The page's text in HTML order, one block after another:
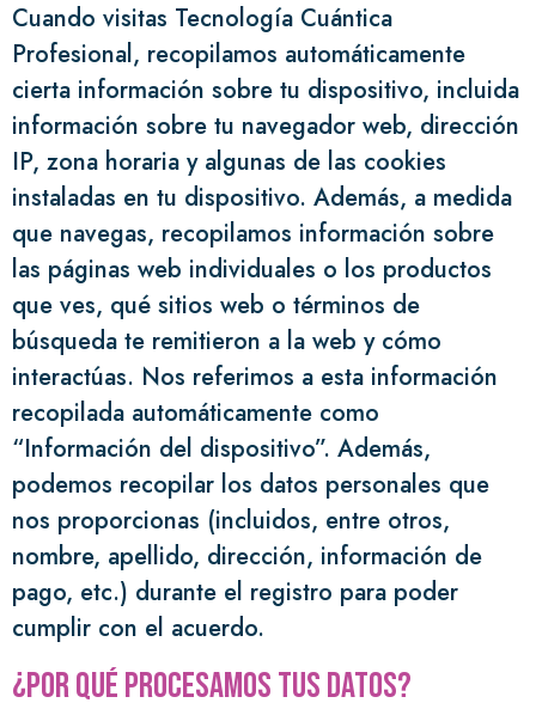
Cuando visitas Tecnología Cuántica
Profesional, recopilamos automáticamente
cierta información sobre tu dispositivo, incluida
información sobre tu navegador web, dirección
IP, zona horaria y algunas de las cookies
instaladas en tu dispositivo. Además, a medida
que navegas, recopilamos información sobre
las páginas web individuales o los productos
que ves, qué sitios web o términos de
búsqueda te remitieron a la web y cómo
interactúas. Nos referimos a esta información
recopilada automáticamente como
“Información del dispositivo”. Además,
podemos recopilar los datos personales que
nos proporcionas (incluidos, entre otros,
nombre, apellido, dirección, información de
pago, etc.) durante el registro para poder
cumplir con el acuerdo.
¿Por qué procesamos tus datos?